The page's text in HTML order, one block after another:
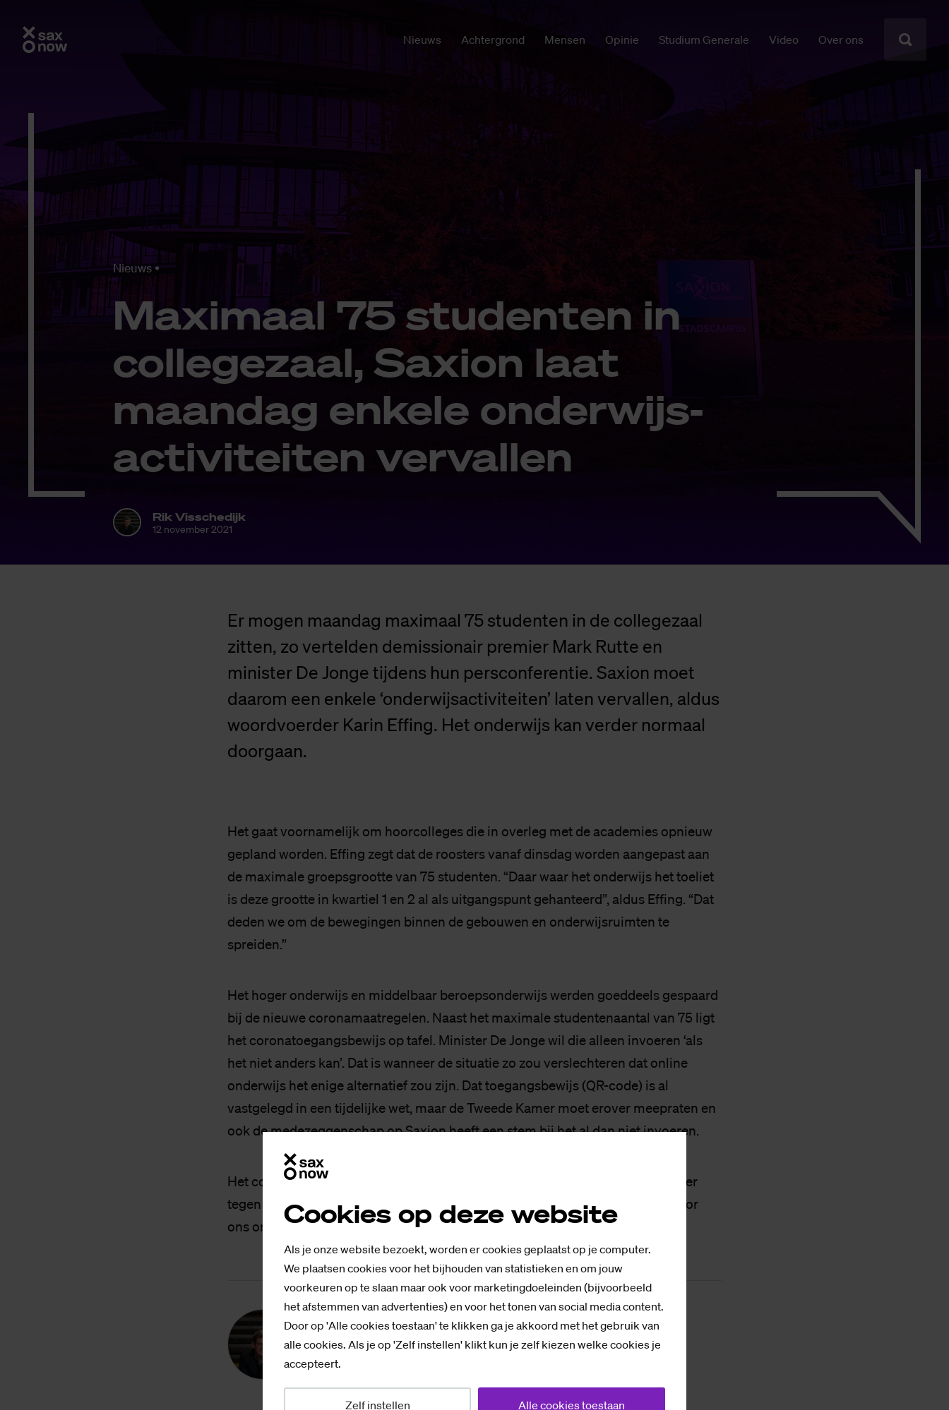
Cookies op deze website
Als je onze website bezoekt, worden er cookies geplaatst op je computer.
We plaatsen cookies voor het bijhouden van statistieken en om jouw
voorkeuren op te slaan maar ook voor marketingdoeleinden (bijvoorbeeld
het afstemmen van advertenties) en voor het tonen van social media content.
Door op 'Alle cookies toestaan' te klikken ga je akkoord met het gebruik van
alle cookies. Als je op 'Zelf instellen' klikt kun je zelf kiezen welke cookies je
accepteert.
Zelf instellen Alle cookies toestaan
Nieuws Achtergrond Mensen Opinie Studium Generale Video Over ons
Nieuws
Maxi­maal 75 stu­den­ten in
col­le­ge­zaal, Saxi­on laat
maan­dag en­ke­le on­der­wijs­
ac­ti­vi­tei­ten ver­val­len
Rik Visschedijk
12 november 2021
Er mogen maandag maximaal 75 studenten in de collegezaal
zitten, zo vertelden demissionair premier Mark Rutte en
minister De Jonge tijdens hun persconferentie. Saxion moet
daarom een enkele ‘onderwijsactiviteiten’ laten vervallen, aldus
woordvoerder Karin Effing. Het onderwijs kan verder normaal
doorgaan.
Het gaat voornamelijk om hoorcolleges die in overleg met de academies opnieuw
gepland worden. Effing zegt dat de roosters vanaf dinsdag worden aangepast aan
de maximale groepsgrootte van 75 studenten. “Daar waar het onderwijs het toeliet
is deze grootte in kwartiel 1 en 2 al als uitgangspunt gehanteerd”, aldus Effing. “Dat
deden we om de bewegingen binnen de gebouwen en onderwijsruimten te
spreiden.”
Het hoger onderwijs en middelbaar beroepsonderwijs werden goeddeels gespaard
bij de nieuwe coronamaatregelen. Naast het maximale studentenaantal van 75 ligt
het coronatoegangsbewijs op tafel. Minister De Jonge wil die alleen invoeren ‘als
het niet anders kan’. Dat is wanneer de situatie zo zou verslechteren dat online
onderwijs het enige alternatief zou zijn. Dat toegangsbewijs (QR-code) is al
vastgelegd in een tijdelijke wet, maar de Tweede Kamer moet erover meepraten en
ook de medezeggenschap op Saxion heeft een stem bij het al dan niet invoeren.
Het coronatoegangsbewijs is voor Saxion ‘niet wenselijk’,
Effing eerder
tegen SaxNow. “Toegankelijkheid is een van de belangrijkste voorwaarden voor
ons onderwijs.”
Rik Vis­sche­dijk